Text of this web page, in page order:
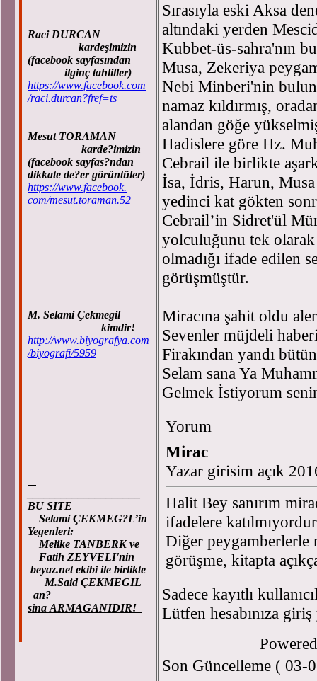
Raci DURCAN
kardeşimizin
(facebook sayfasından
ilginç tahliller)
https://www.facebook.com
/raci.durcan?fref=ts
Mesut TORAMAN
karde?imizin
(facebook sayfas?ndan
dikkate de?er görüntüler)
https://www.facebook.
com/mesut.toraman.52
M. Selami Çekmegil
kimdir!
http://www.biyografya.com
/biyografi/5959
BU SITE
Selami ÇEKMEG?L’in
Yegenleri:
Melike TANBERK ve
Fatih ZEYVELI'nin
beyaz.net ekibi ile birlikte
M.Said ÇEKMEGIL
an?
sina ARMAGANIDIR!
Sırasıyla eski Aksa
altındaki yerden
Kubbet-üs-sahra'nın
Musa, Zekeriya
Nebi Minberi'nin
namaz kıldırmış,
alandan göğe
Hadislere göre Hz.
Cebrail ile birlikte
İsa, İdris, Harun,
yedinci kat gökten
Cebrail’in Sidret'ül
yolculuğunu tek
olmadığı ifade edilen
görüşmüştür.
Miracına şahit oldu
Sevenler müjdeli
Firakından yandı
Selam sana Ya
Gelmek İstiyorum
Yorum
Mirac
Yazar girisim açık
Halit Bey sanırım
ifadelere
Diğer peygamberlerle
görüşme, kitapta
Sadece kayıtlı
Lütfen hesabınıza
Son Güncelleme ( 03-